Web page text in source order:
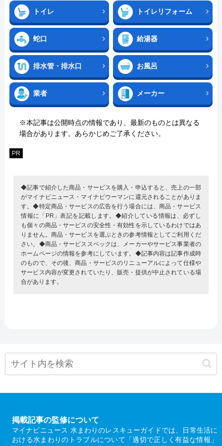
トイレ トイレリフォーム
蛇口 給湯器
排水管・排水口 お風呂
業者 メーカー
※本記事は公開時点の情報であり、最新のものとは異なる
場合があります。あらかじめご了承ください。
PR
◆記事で紹介した商品・サービスを購入・申込すると、売上の一部
がマイナビニュース・マイナビウーマンに還元されることがありま
す。◆特定商品・サービスの広告を行う場合には、商品・サービス
情報に「PR」表記を記載します。◆紹介している情報は、必ずし
も個々の商品・サービスの安全性・有効性を示しているわけではあ
りません。商品・サービスを選ぶときの参考情報としてご利用くだ
さい。◆商品・サービススペックは、メーカーやサービス事業者の
ホームページの情報を参考にしています。◆記事内容は記事作成時
のもので、その後、商品・サービスのリニューアルによって仕様や
サービス内容が変更されていたり、販売・提供が中止されている場
合があります。
掲載記事の監修について
マイナビニュース 水まわりのレスキューガイドでは、日常生活に
おける水まわりのトラブルについて「適切で正しく有益な情報」